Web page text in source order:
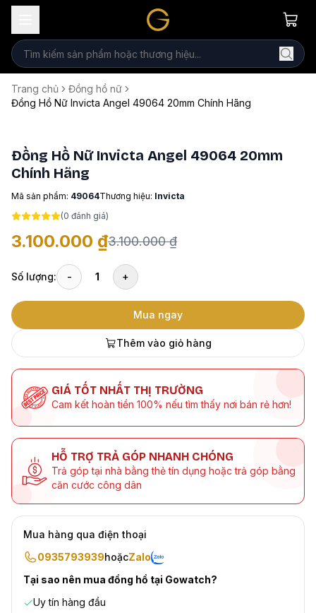
Trang chủ
Đồng hồ nữ
Đồng Hồ Nữ Invicta Angel 49064 20mm Chính Hãng
Đồng Hồ Nữ Invicta Angel 49064 20mm
Chính Hãng
Mã sản phẩm: 49064Thương hiệu: Invicta
(0 đánh giá)
3.100.000 ₫3.100.000 ₫
Số lượng: - 1 +
Mua ngay
Thêm vào giỏ hàng
GIÁ TỐT NHẤT THỊ TRƯỜNG
Cam kết hoàn tiền 100% nếu tìm thấy nơi bán rẻ hơn!
HỖ TRỢ TRẢ GÓP NHANH CHÓNG
Trả góp tại nhà bằng thẻ tín dụng hoặc trả góp bằng
căn cước công dân
Mua hàng qua điện thoại
0935793939hoặcZalo
Tại sao nên mua đồng hồ tại Gowatch?
Uy tín hàng đầu